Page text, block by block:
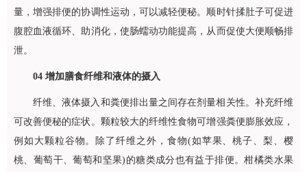
量，增强排便的协调性运动，可以减轻便秘。顺时针揉肚子可促进
腹腔血液循环、助消化，使肠蠕动功能提高，从而促使大便顺畅排
泄。
04 增加膳食纤维和液体的摄入
纤维、液体摄入和粪便排出量之间存在剂量相关性。补充纤维
可改善便秘的症状。颗粒较大的纤维性食物可增强粪便膨胀效应，
例如大颗粒谷物。除了纤维之外，食物(如苹果、桃子、梨、樱
桃、葡萄干、葡萄和坚果)的糖类成分也有益于排便。柑橘类水果